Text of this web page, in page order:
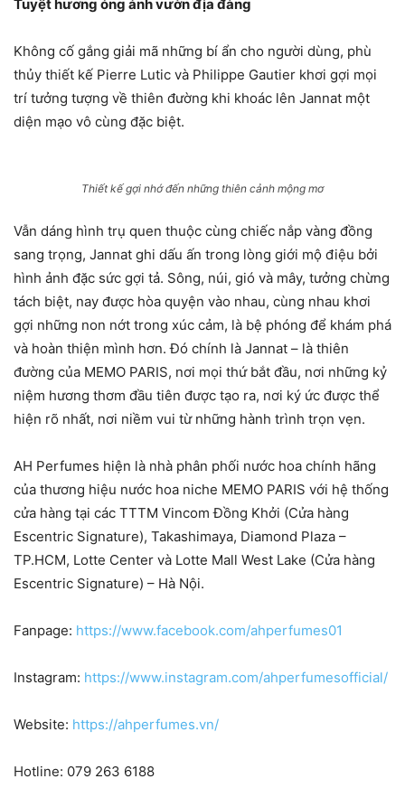
Tuyệt hương óng ánh vườn địa đàng
Không cố gắng giải mã những bí ẩn cho người dùng, phù
thủy thiết kế Pierre Lutic và Philippe Gautier khơi gợi mọi
trí tưởng tượng về thiên đường khi khoác lên Jannat một
diện mạo vô cùng đặc biệt.
Thiết kế gợi nhớ đến những thiên cảnh mộng mơ
Vẫn dáng hình trụ quen thuộc cùng chiếc nắp vàng đồng
sang trọng, Jannat ghi dấu ấn trong lòng giới mộ điệu bởi
hình ảnh đặc sức gợi tả. Sông, núi, gió và mây, tưởng chừng
tách biệt, nay được hòa quyện vào nhau, cùng nhau khơi
gợi những non nớt trong xúc cảm, là bệ phóng để khám phá
và hoàn thiện mình hơn. Đó chính là Jannat – là thiên
đường của MEMO PARIS, nơi mọi thứ bắt đầu, nơi những kỷ
niệm hương thơm đầu tiên được tạo ra, nơi ký ức được thể
hiện rõ nhất, nơi niềm vui từ những hành trình trọn vẹn.
AH Perfumes hiện là nhà phân phối nước hoa chính hãng
của thương hiệu nước hoa niche MEMO PARIS với hệ thống
cửa hàng tại các TTTM Vincom Đồng Khởi (Cửa hàng
Escentric Signature), Takashimaya, Diamond Plaza –
TP.HCM, Lotte Center và Lotte Mall West Lake (Cửa hàng
Escentric Signature) – Hà Nội.
Fanpage: https://www.facebook.com/ahperfumes01
Instagram: https://www.instagram.com/ahperfumesofficial/
Website: https://ahperfumes.vn/
Hotline: 079 263 6188